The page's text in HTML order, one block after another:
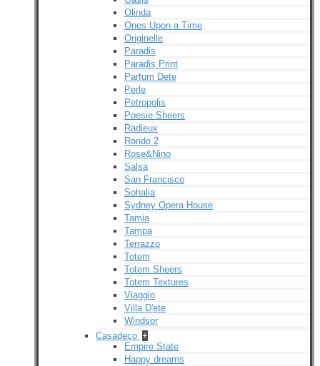
Olinda
Ones Upon a Time
Originelle
Paradis
Paradis Print
Parfum Dete
Perle
Petropolis
Poesie Sheers
Radieux
Rondo 2
Rose&Nino
Salsa
San Francisco
Sohalia
Sydney Opera House
Tamia
Tampa
Terrazzo
Totem
Totem Sheers
Totem Textures
Viaggio
Villa D'ete
Windsor
Casadeco +
Empire State
Happy dreams